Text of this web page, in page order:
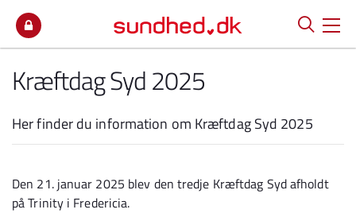
Kræftdag Syd 2025
Her finder du information om Kræftdag Syd 2025
Den 21. januar 2025 blev den tredje Kræftdag Syd afholdt
på Trinity i Fredericia.